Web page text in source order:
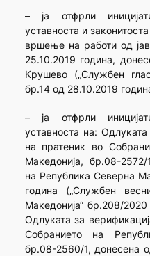
– ја отфрли
уставноста и
вршење на работи од
25.10.2019 година,
Крушево („Службен
бр.14 од 28.10.2019
– ја отфрли
уставноста на:
на пратеник во
Македонија, бр.08-
на Република Северна
година („Службен
Македонија“ бр.208/
Одлуката за
Собранието на
бр.08-2560/1, донесена